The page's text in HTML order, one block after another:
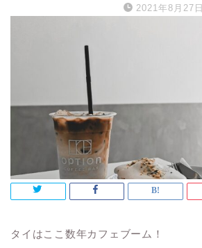
2021年8月27日
タイはここ数年カフェブーム！